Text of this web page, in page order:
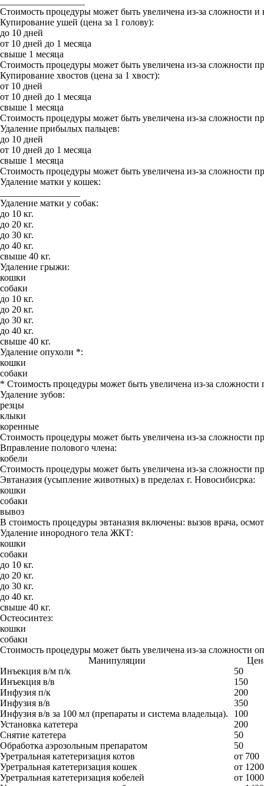
Стоимость процедуры может быть увеличена из-за сложности
Купирование ушей (цена за 1 голову):
до 10 дней
от 10 дней до 1 месяца
свыше 1 месяца
Стоимость процедуры может быть увеличена из-за сложности
Купирование хвостов (цена за 1 хвост):
от 10 дней
от 10 дней до 1 месяца
свыше 1 месяца
Стоимость процедуры может быть увеличена из-за сложности
Удаление прибылых пальцев:
до 10 дней
от 10 дней до 1 месяца
свыше 1 месяца
Стоимость процедуры может быть увеличена из-за сложности
Удаление матки у кошек:
Удаление матки у собак:
до 10 кг.
до 20 кг.
до 30 кг.
до 40 кг.
свыше 40 кг.
Удаление грыжи:
кошки
собаки
до 10 кг.
до 20 кг.
до 30 кг.
до 40 кг.
свыше 40 кг.
Удаление опухоли *:
кошки
собаки
* Стоимость процедуры может быть увеличена из-за сложности
Удаление зубов:
резцы
клыки
коренные
Стоимость процедуры может быть увеличена из-за сложности
Вправление полового члена:
кобели
Стоимость процедуры может быть увеличена из-за сложности
Эвтаназия (усыпление животных) в пределах г. Новосибисрка:
кошки
собаки
вывоз
В стоимость процедуры эвтаназия включены: вызов врача,
Удаление инородного тела ЖКТ:
кошки
собаки
до 10 кг.
до 20 кг.
до 30 кг.
до 40 кг.
свыше 40 кг.
Остеосинтез:
кошки
собаки
Стоимость процедуры может быть увеличена из-за сложности
Манипуляции
Инъекция в/м п/к
50
Инъекция в/в
150
Инфузия п/к
200
Инфузия в/в
350
Инфузия в/в за 100 мл (препараты и система владельца).
100
Установка катетера
200
Снятие катетера
50
Обработка аэрозольным препаратом
50
Уретральная катетеризация котов
от 700
Уретральная катетеризация кошек
от 1200
Уретральная катетеризация кобелей
от 1000